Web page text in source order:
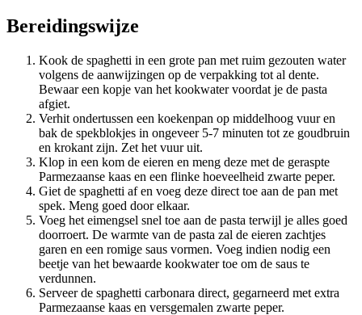
Bereidingswijze
Kook de spaghetti in een grote pan met ruim gezouten water
volgens de aanwijzingen op de verpakking tot al dente.
Bewaar een kopje van het kookwater voordat je de pasta
afgiet.
Verhit ondertussen een koekenpan op middelhoog vuur en
bak de spekblokjes in ongeveer 5-7 minuten tot ze goudbruin
en krokant zijn. Zet het vuur uit.
Klop in een kom de eieren en meng deze met de geraspte
Parmezaanse kaas en een flinke hoeveelheid zwarte peper.
Giet de spaghetti af en voeg deze direct toe aan de pan met
spek. Meng goed door elkaar.
Voeg het eimengsel snel toe aan de pasta terwijl je alles goed
doorroert. De warmte van de pasta zal de eieren zachtjes
garen en een romige saus vormen. Voeg indien nodig een
beetje van het bewaarde kookwater toe om de saus te
verdunnen.
Serveer de spaghetti carbonara direct, gegarneerd met extra
Parmezaanse kaas en versgemalen zwarte peper.